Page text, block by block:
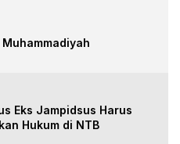
Eks Jampidsus Harus
Hukum di NTB